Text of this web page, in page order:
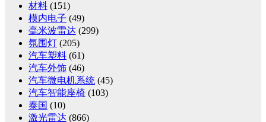
材料 (151)
模内电子 (49)
毫米波雷达 (299)
氛围灯 (205)
汽车塑料 (61)
汽车外饰 (46)
汽车微电机系统 (45)
汽车智能座椅 (103)
泰国 (10)
激光雷达 (866)